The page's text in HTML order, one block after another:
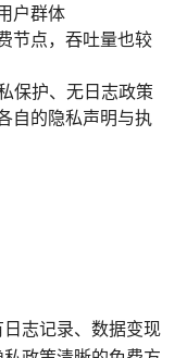
户群体
节点，吞吐量也较
保护、无日志政策
自的隐私声明与执
志记录、数据变现